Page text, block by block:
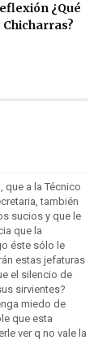
¿Qué
Chicharras?
que a la Técnico
también
sucios y que le
que la
éste sólo le
estas jefaturas
el silencio de
sirvientes?
miedo de
que esta
ver q no vale la